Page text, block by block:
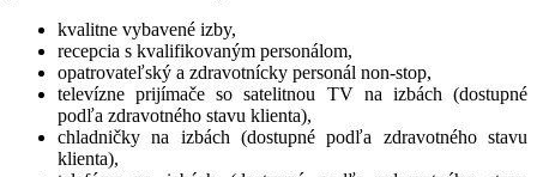
kvalitne vybavené izby,
recepcia s kvalifikovaným personálom,
opatrovateľský a zdravotnícky personál non-stop,
televízne prijímače so satelitnou TV na izbách (dostupné
podľa zdravotného stavu klienta),
chladničky na izbách (dostupné podľa zdravotného stavu
klienta),